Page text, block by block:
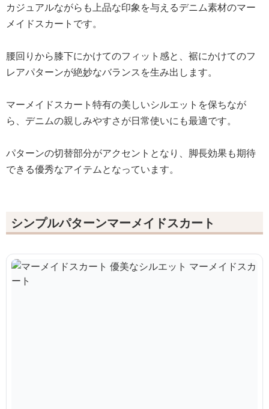
カジュアルながらも上品な印象を与えるデニム素材のマー
メイドスカートです。
腰回りから膝下にかけてのフィット感と、裾にかけてのフ
レアパターンが絶妙なバランスを生み出します。
マーメイドスカート特有の美しいシルエットを保ちなが
ら、デニムの親しみやすさが日常使いにも最適です。
パターンの切替部分がアクセントとなり、脚長効果も期待
できる優秀なアイテムとなっています。
シンプルパターンマーメイドスカート